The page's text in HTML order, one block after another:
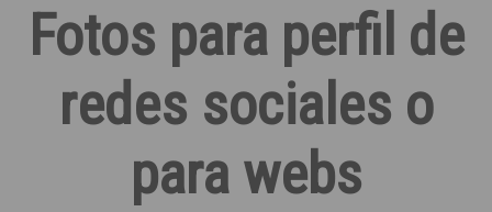
Fotos para perfil de
redes sociales o
para webs